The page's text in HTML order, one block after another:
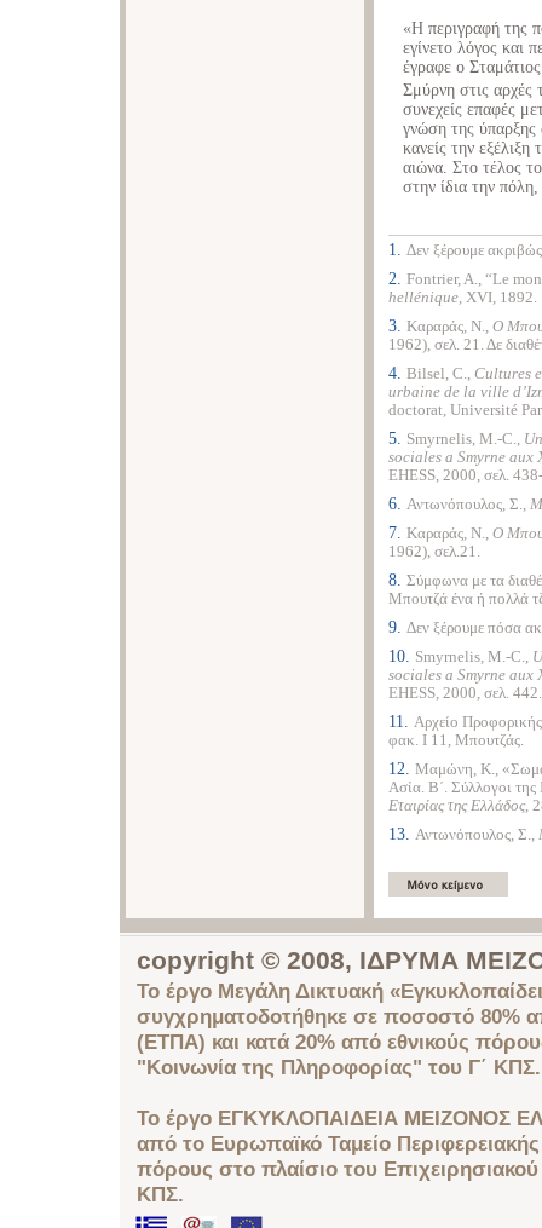
«Η περιγραφή της
εγίνετο λόγος και
έγραφε ο
Σμύρνη στις αρχές
συνεχείς επαφές
γνώση της ύπαρξης
κανείς την
αιώνα. Στο τέλος
στην ίδια την
1. Δεν ξέρουμε
2. Fontrier, A., “Le
hellénique, XVI, 1892.
3. Καραράς, Ν., Ο
1962), σελ. 21. Δε
4. Bilsel, C., Cultures
urbaine de la ville
doctorat, Université
5. Smyrnelis, M.-C.,
sociales a Smyrne aux
EHESS, 2000, σελ.
6. Αντωνόπουλος, Σ.,
7. Καραράς, Ν., Ο
1962), σελ.21.
8. Σύμφωνα με τα
Μπουτζά ένα ή πολλά
9. Δεν ξέρουμε πόσα
10. Smyrnelis, M.-C.,
sociales a Smyrne aux
EHESS, 2000, σελ. 442.
11. Αρχείο
φακ. Ι 11, Μπουτζάς.
12. Μαμώνη, Κ.,
Ασία. Β΄. Σύλλογοι της
Εταιρίας της Ελλάδος,
13. Αντωνόπουλος, Σ.,
copyright © 2008, ΙΔΡΥΜΑ
Το έργο Μεγάλη Δικτυακή
συγχρηματοδοτήθηκε σε ποσοστό 80%
(ΕΤΠΑ) και κατά 20% από εθνικούς
"Κοινωνία της Πληροφορίας" του Γ΄ ΚΠΣ.
Το έργο ΕΓΚΥΚΛΟΠΑΙΔΕΙΑ ΜΕΙΖΟΝΟΣ
από το Ευρωπαϊκό Ταμείο
πόρους στο πλαίσιο του
ΚΠΣ.